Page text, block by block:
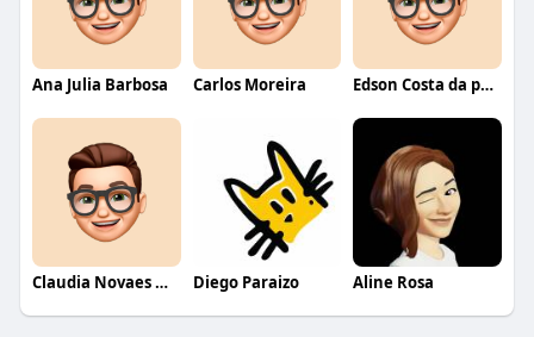
Ana Julia Barbosa Carlos Moreira Edson Costa da paixão
Claudia Novaes Novaes Diego Paraizo Aline Rosa